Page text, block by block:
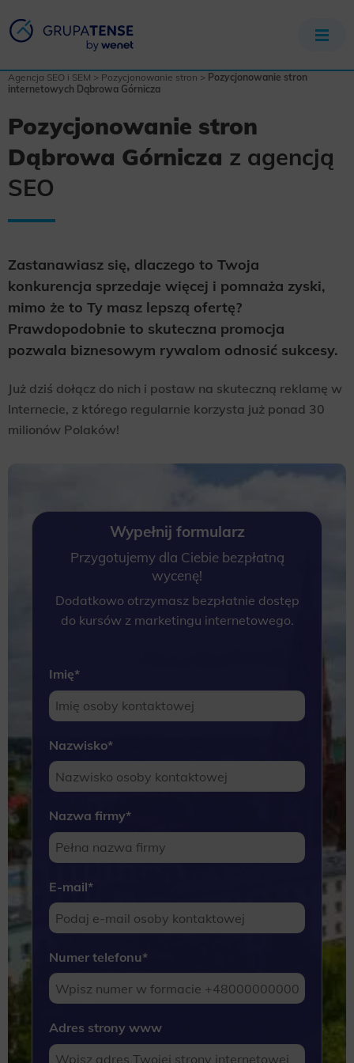
Agencja SEO i SEM > Pozycjonowanie stron > Pozycjonowanie stron
internetowych Dąbrowa Górnicza
Pozycjonowanie stron
Dąbrowa Górnicza z agencją
SEO
Zastanawiasz się, dlaczego to Twoja
konkurencja sprzedaje więcej i pomnaża zyski,
mimo że to Ty masz lepszą ofertę?
Prawdopodobnie to skuteczna promocja
pozwala biznesowym rywalom odnosić sukcesy.
Już dziś dołącz do nich i postaw na skuteczną reklamę w
Internecie, z którego regularnie korzysta już ponad 30
milionów Polaków!
Wypełnij formularz
Przygotujemy dla Ciebie bezpłatną
wycenę!
Dodatkowo otrzymasz bezpłatnie dostęp
do kursów z marketingu internetowego.
Imię*
Nazwisko*
Nazwa firmy*
E-mail*
Numer telefonu*
Adres strony www